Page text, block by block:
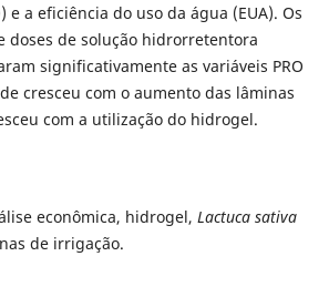
e a eficiência do uso da água (EUA). Os
doses de solução hidrorretentora
significativamente as variáveis PRO
cresceu com o aumento das lâminas
com a utilização do hidrogel.
econômica, hidrogel, Lactuca sativa
de irrigação.